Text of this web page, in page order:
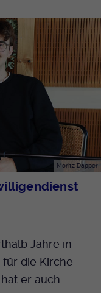
Moritz Dapper
Jahre in
die Kirche
er auch